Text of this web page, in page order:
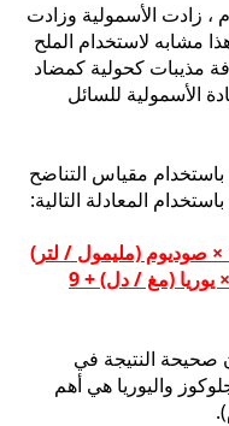
، زادت الأسمولية وزادت
مشابه لاستخدام الملح
مذيبات كحولية كمضاد
الأسمولية للسائل
باستخدام مقياس التناضح
المعادلة التالية:
الأسمولية (ميلي أسمول / كغ) = 1.86 × صوديوم (مليمول / لتر)
صحيحة النتيجة في
واليوريا هي أهم